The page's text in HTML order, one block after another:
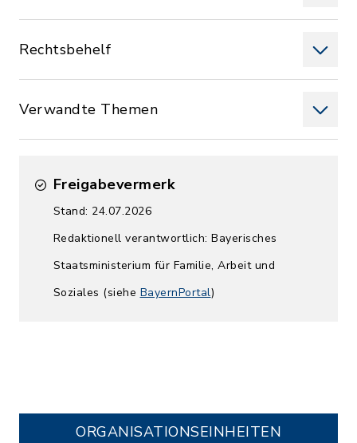
Rechtsbehelf
Verwandte Themen
Freigabevermerk
Stand: 24.07.2026
Redaktionell verantwortlich: Bayerisches
Staatsministerium für Familie, Arbeit und
Soziales (siehe BayernPortal)
ORGANISATIONS­EINHEITEN